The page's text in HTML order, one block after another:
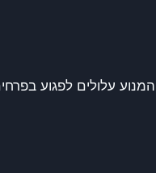
עלולים לפגוע בפרחים